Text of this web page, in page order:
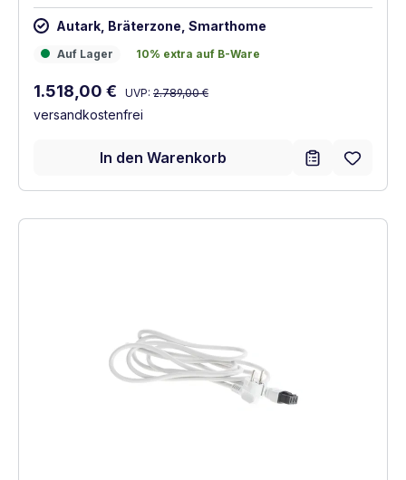
Autark, Bräterzone, Smarthome
Auf Lager
Auf Lager 10% extra auf B-Ware
10% extra auf B-Ware
Verkaufspreis:
1.518,00 € Regulärer Preis:
UVP: 2.789,00 €
versandkostenfrei
In den Warenkorb